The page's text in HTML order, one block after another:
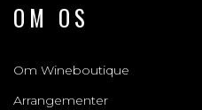
OM OS
Om Wineboutique
Arrangementer